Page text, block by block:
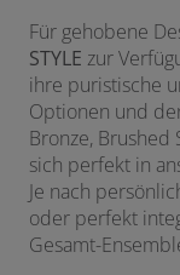
Für gehobene
STYLE zur
ihre puristische
Optionen und
Bronze, Brushed
sich perfekt in
Je nach
oder perfekt
Gesamt-